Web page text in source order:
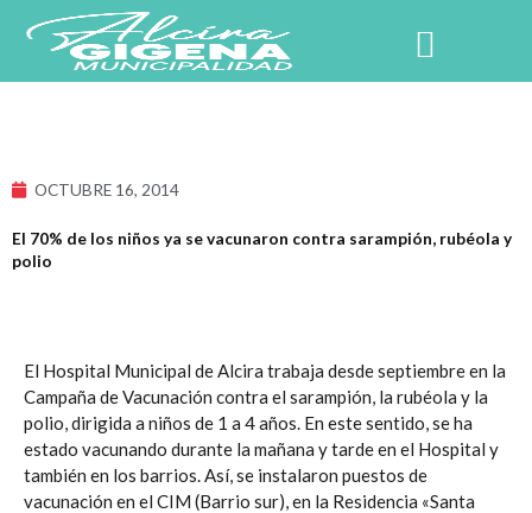
contenido
OCTUBRE 16, 2014
El 70% de los niños ya se vacunaron contra sarampión, rubéola y
polio
El Hospital Municipal de Alcira trabaja desde septiembre en la
Campaña de Vacunación contra el sarampión, la rubéola y la
polio, dirigida a niños de 1 a 4 años. En este sentido, se ha
estado vacunando durante la mañana y tarde en el Hospital y
también en los barrios. Así, se instalaron puestos de
vacunación en el CIM (Barrio sur), en la Residencia «Santa